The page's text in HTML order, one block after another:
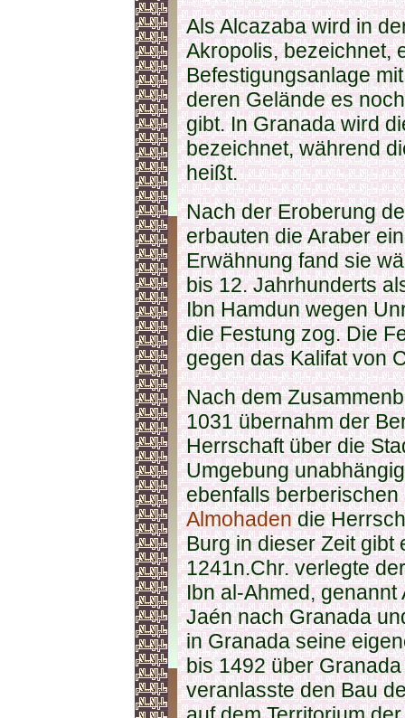
Als Alcazaba wird in
Akropolis, bezeichnet,
Befestigungsanlage
deren Gelände es
gibt. In Granada wird
bezeichnet, während
heißt.
Nach der Eroberung
erbauten die Araber
Erwähnung fand sie
bis 12. Jahrhunderts
Ibn Hamdun wegen
die Festung zog. Die
gegen das Kalifat von
Nach dem
1031 übernahm der
Herrschaft über die
Umgebung
ebenfalls
Almohadendie
Burg in dieser Zeit gibt
1241n.Chr. verlegte
Ibn al-Ahmed,
Jaén nach Granada
in Granada seine
bis 1492 über
veranlasste den Bau